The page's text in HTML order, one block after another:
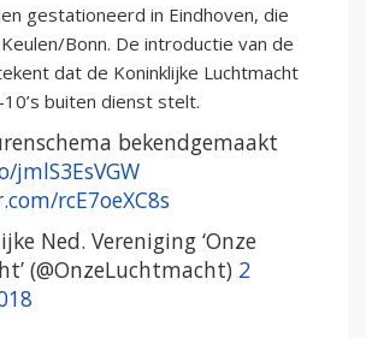
gestationeerd in Eindhoven, die
Bonn. De introductie van de
dat de Koninklijke Luchtmacht
buiten dienst stelt.
bekendgemaakt
rcE7oeXC8s
Ned. Vereniging ‘Onze
(@OnzeLuchtmacht) 2